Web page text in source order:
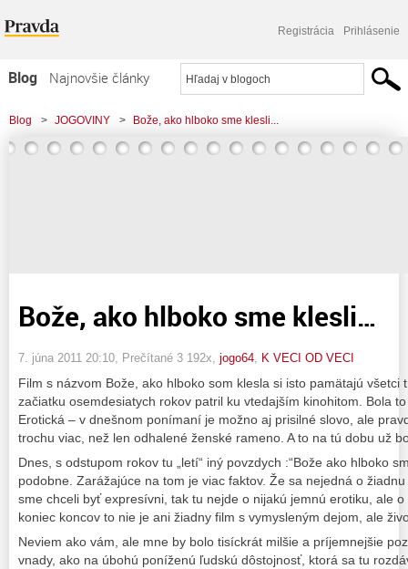
Registrácia Prihlásenie
Blog
Najnovšie články
Najčítanejšie články
Najkomentovanejšie články
Blog > JOGOVINY > Bože, ako hlboko sme klesli...
Bože, ako hlboko sme klesli…
7. júna 2011 20:10 , Prečítané 3 192x, jogo64 K VECI OD VECI
Film s názvom Bože, ako hlboko som klesla si isto pamätajú všetci
začiatku osemdesiatych rokov patril ku vtedajším kinohitom. Bola
Erotická – v dnešnom ponímaní je možno aj prisilné slovo, ale
trochu viac, než len odhalené ženské rameno. A to na tú dobu už
Dnes, s odstupom rokov tu „letí“ iný povzdych :“Bože ako hlboko
podobne. Zarážajúce na tom je viac faktov. Že sa nejedná o
sme chceli byť expresívni, tak tu nejde o nijakú jemnú erotiku, ale
koniec koncov to nie je ani žiadny film s vymysleným dejom, ale
Neviem ako vám, ale mne by bolo tisíckrát milšie a príjemnejšie
vnady, ako na úbohú poníženú ľudskú dôstojnosť, ktorá sa tu